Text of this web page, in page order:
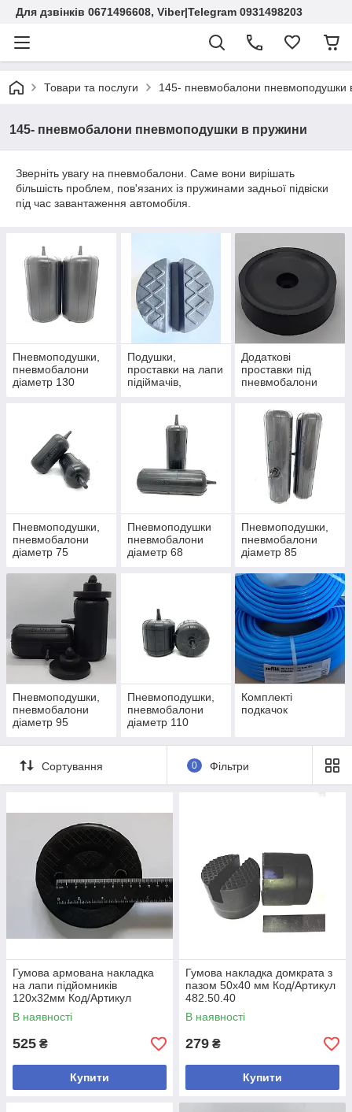
Для дзвінків 0671496608, Viber|Telegram 0931498203
Товари та послуги 145- пневмобалони пневмоподушки
145- пневмобалони пневмоподушки в пружини
Зверніть увагу на пневмобалони. Саме вони вирішать
більшість проблем, пов'язаних із пружинами задньої підвіски
під час завантаження автомобіля.
Пневмоподушки,
пневмобалони
діаметр 130
Подушки,
проставки на лапи
підіймачів,
Додаткові
проставки під
пневмобалони
Пневмоподушки,
пневмобалони
діаметр 75
Пневмоподушки
пневмобалони
діаметр 68
Пневмоподушки,
пневмобалони
діаметр 85
Пневмоподушки,
пневмобалони
діаметр 95
Пневмоподушки,
пневмобалони
діаметр 110
Комплекті
подкачок
Сортування 0 Фільтри
Гумова армована накладка
на лапи підйомників
120х32мм Код/Артикул
482.120.32.3,5т.а
В наявності
525 ₴
Купити
Гумова накладка домкрата з
пазом 50х40 мм Код/Артикул
482.50.40
В наявності
279 ₴
Купити